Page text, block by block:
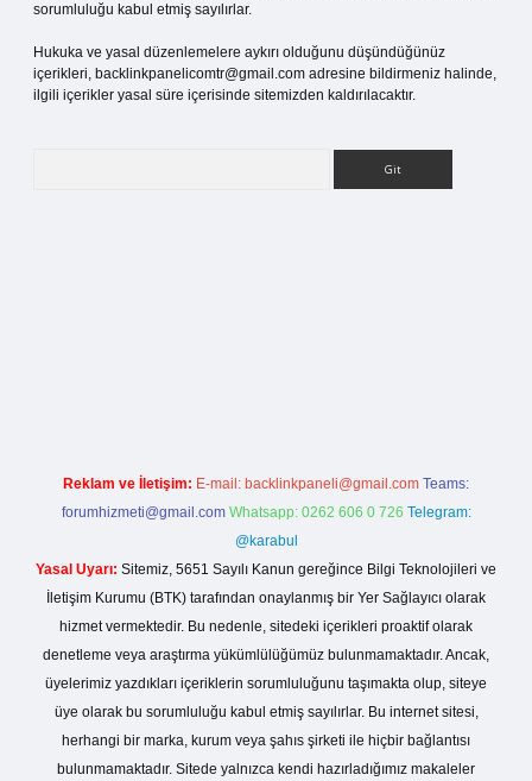
sorumluluğu kabul etmiş sayılırlar.
Hukuka ve yasal düzenlemelere aykırı olduğunu düşündüğünüz
içerikleri, backlinkpanelicomtr@gmail.com adresine bildirmeniz halinde,
ilgili içerikler yasal süre içerisinde sitemizden kaldırılacaktır.
Reklam ve İletişim: E-mail: backlinkpaneli@gmail.com Teams:
forumhizmeti@gmail.com Whatsapp: 0262 606 0 726 Telegram:
@karabul
Yasal Uyarı: Sitemiz, 5651 Sayılı Kanun gereğince Bilgi Teknolojileri ve
İletişim Kurumu (BTK) tarafından onaylanmış bir Yer Sağlayıcı olarak
hizmet vermektedir. Bu nedenle, sitedeki içerikleri proaktif olarak
denetleme veya araştırma yükümlülüğümüz bulunmamaktadır. Ancak,
üyelerimiz yazdıkları içeriklerin sorumluluğunu taşımakta olup, siteye
üye olarak bu sorumluluğu kabul etmiş sayılırlar. Bu internet sitesi,
herhangi bir marka, kurum veya şahıs şirketi ile hiçbir bağlantısı
bulunmamaktadır. Sitede yalnızca kendi hazırladığımız makaleler